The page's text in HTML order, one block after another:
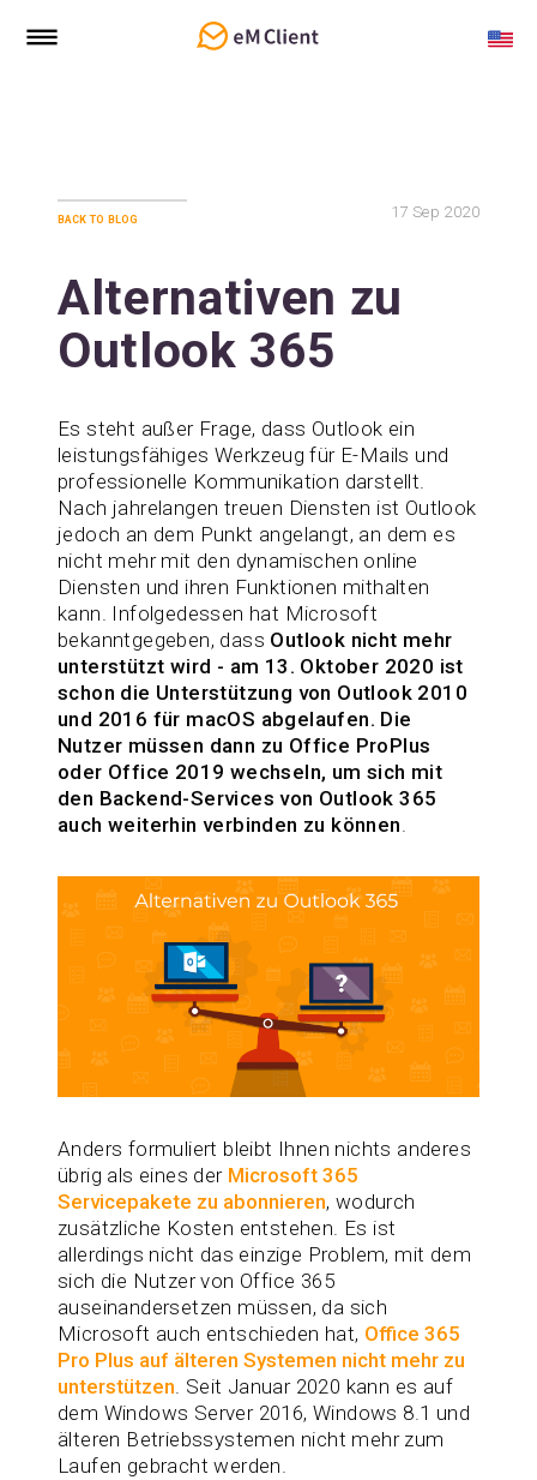
back to blog 17 Sep 2020
Alternativen zu
Outlook 365
Es steht außer Frage, dass Outlook ein
leistungsfähiges Werkzeug für E-Mails und
professionelle Kommunikation darstellt.
Nach jahrelangen treuen Diensten ist Outlook
jedoch an dem Punkt angelangt, an dem es
nicht mehr mit den dynamischen online
Diensten und ihren Funktionen mithalten
kann. Infolgedessen hat Microsoft
bekanntgegeben, dass Outlook nicht mehr
unterstützt wird - am 13. Oktober 2020 ist
schon die Unterstützung von Outlook 2010
und 2016 für macOS abgelaufen. Die
Nutzer müssen dann zu Office ProPlus
oder Office 2019 wechseln, um sich mit
den Backend-Services von Outlook 365
auch weiterhin verbinden zu können.
Anders formuliert bleibt Ihnen nichts anderes
übrig als eines der Microsoft 365
Servicepakete zu abonnieren, wodurch
zusätzliche Kosten entstehen. Es ist
allerdings nicht das einzige Problem, mit dem
sich die Nutzer von Office 365
auseinandersetzen müssen, da sich
Microsoft auch entschieden hat, Office 365
Pro Plus auf älteren Systemen nicht mehr zu
unterstützen. Seit Januar 2020 kann es auf
dem Windows Server 2016, Windows 8.1 und
älteren Betriebssystemen nicht mehr zum
Laufen gebracht werden.